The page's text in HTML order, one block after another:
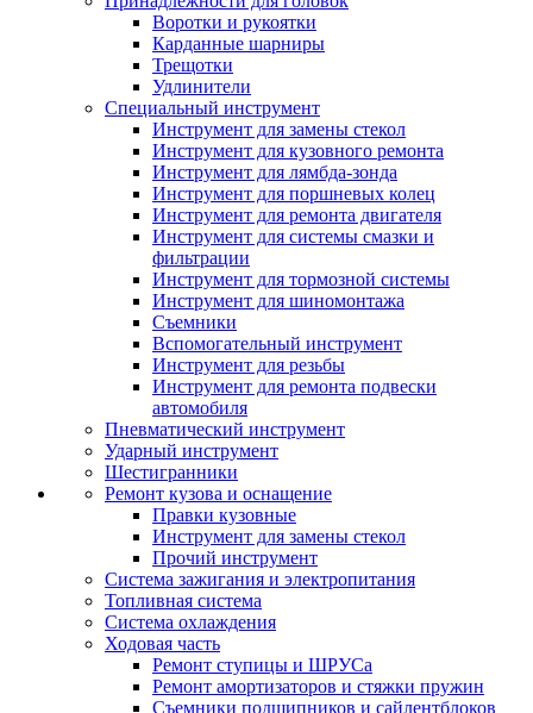
Воротки и рукоятки
Карданные шарниры
Трещотки
Удлинители
Специальный инструмент
Инструмент для замены стекол
Инструмент для кузовного ремонта
Инструмент для лямбда-зонда
Инструмент для поршневых колец
Инструмент для ремонта двигателя
Инструмент для системы смазки и
фильтрации
Инструмент для тормозной системы
Инструмент для шиномонтажа
Съемники
Вспомогательный инструмент
Инструмент для резьбы
Инструмент для ремонта подвески
автомобиля
Пневматический инструмент
Ударный инструмент
Шестигранники
Ремонт кузова и оснащение
Правки кузовные
Инструмент для замены стекол
Прочий инструмент
Система зажигания и электропитания
Топливная система
Система охлаждения
Ходовая часть
Ремонт ступицы и ШРУСа
Ремонт амортизаторов и стяжки пружин
Съемники подшипников и сайлентблоков